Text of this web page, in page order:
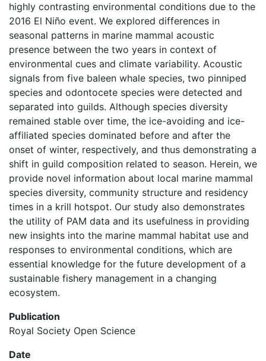
highly contrasting environmental conditions due to the
2016 El Niño event. We explored differences in
seasonal patterns in marine mammal acoustic
presence between the two years in context of
environmental cues and climate variability. Acoustic
signals from five baleen whale species, two pinniped
species and odontocete species were detected and
separated into guilds. Although species diversity
remained stable over time, the ice-avoiding and ice-
affiliated species dominated before and after the
onset of winter, respectively, and thus demonstrating a
shift in guild composition related to season. Herein, we
provide novel information about local marine mammal
species diversity, community structure and residency
times in a krill hotspot. Our study also demonstrates
the utility of PAM data and its usefulness in providing
new insights into the marine mammal habitat use and
responses to environmental conditions, which are
essential knowledge for the future development of a
sustainable fishery management in a changing
ecosystem.
Publication
Royal Society Open Science
Date